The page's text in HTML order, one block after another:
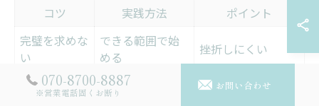
コツ 実践方法
ポイント
完璧を求めな
い
できる範囲で始
める
挫折しにくい
生活に合わせ
ペースを調整 無理なく長続き
070-8700-8887
※営業電話固くお断り
お問い合わせ